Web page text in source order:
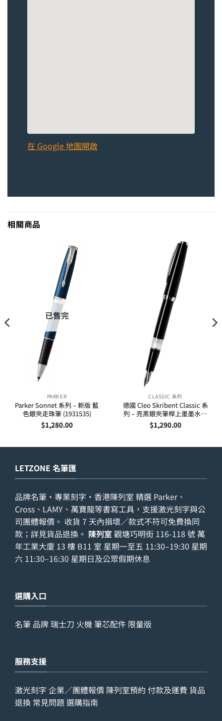
在 Google 地圖開啟
相關商品
已售完
PARKER
Parker Sonnet 系列 – 新版 藍
色銀夾走珠筆 (1931535)
$1,280.00
CLASSIC 系列
德國 Cleo Skribent Classic 系
列 – 亮黑銀夾筆桿上墨墨水筆
(24000-02)
$1,290.00
LETZONE 名筆匯
品牌名筆・專業刻字・香港陳列室 精選 Parker、
Cross、LAMY、萬寶龍等書寫工具，支援激光刻字與公
司團體報價。 收貨 7 天內損壞／款式不符可免費換同
款；詳見貨品退換 。 陳列室 觀塘巧明街 116-118 號 萬
年工業大廈 13 樓 B11 室 星期一至五 11:30–19:30 星期
六 11:30–16:30 星期日及公眾假期休息
選購入口
名筆 品牌瑞士刀 火機筆芯配件 限量版
服務支援
激光刻字 企業／團體報價 陳列室預約 付款及運費 貨品
退換 常見問題 選購指南